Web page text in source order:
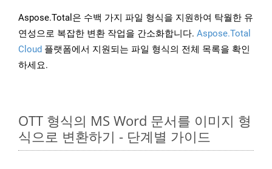
Aspose.Total은 수백 가지 파일 형식을 지원하여 탁월한 유
연성으로 복잡한 변환 작업을 간소화합니다. Aspose.Total
Cloud 플랫폼에서 지원되는 파일 형식의 전체 목록을 확인
하세요.
OTT 형식의 MS Word 문서를 이미지 형
식으로 변환하기 - 단계별 가이드